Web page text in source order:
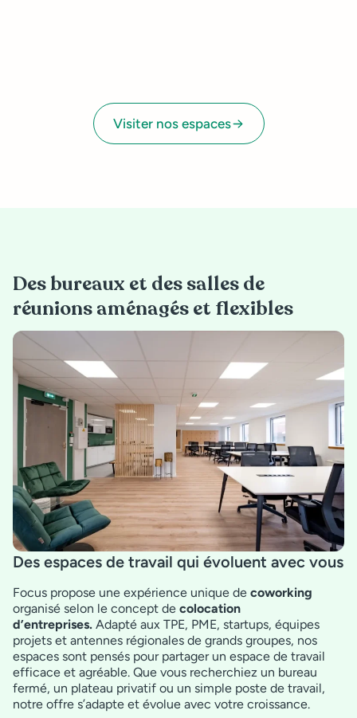
Visiter nos espaces
Des bureaux et des salles de
réunions aménagés et flexibles
Des espaces de travail qui évoluent avec vous
Focus propose une expérience unique de coworking
organisé selon le concept de colocation
d’entreprises. Adapté aux TPE, PME, startups, équipes
projets et antennes régionales de grands groupes, nos
espaces sont pensés pour partager un espace de travail
efficace et agréable. Que vous recherchiez un bureau
fermé, un plateau privatif ou un simple poste de travail,
notre offre s’adapte et évolue avec votre croissance.